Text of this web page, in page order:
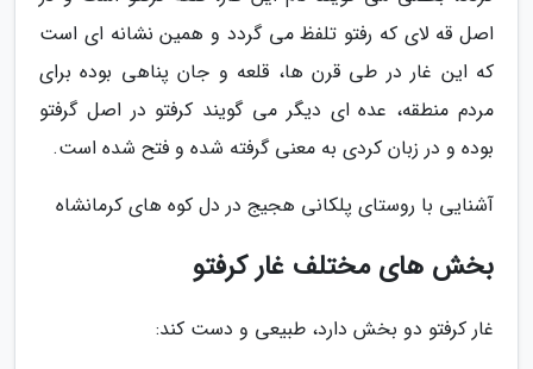
اصل قه لای که رفتو تلفظ می گردد و همین نشانه ای است
که این غار در طی قرن ها، قلعه و جان پناهی بوده برای
مردم منطقه، عده ای دیگر می گویند کرفتو در اصل گرفتو
بوده و در زبان کردی به معنی گرفته شده و فتح شده است.
آشنایی با روستای پلکانی هجیج در دل کوه های کرمانشاه
بخش های مختلف غار کرفتو
غار کرفتو دو بخش دارد، طبیعی و دست کند: